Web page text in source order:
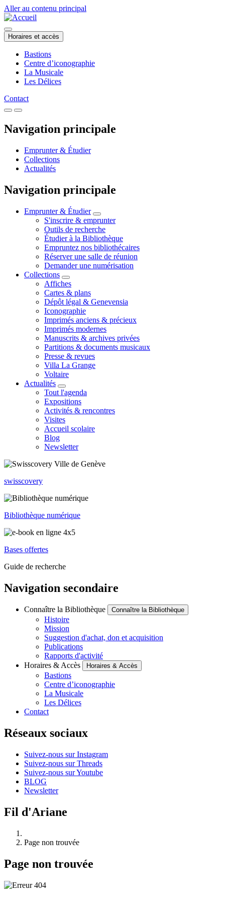
Aller au contenu principal
Horaires et accès
Bastions
Centre d’iconographie
La Musicale
Les Délices
Contact
Navigation principale
Emprunter & Étudier
Collections
Actualités
Navigation principale
Emprunter & Étudier
S'inscrire & emprunter
Outils de recherche
Étudier à la Bibliothèque
Empruntez nos bibliothécaires
Réserver une salle de réunion
Demander une numérisation
Collections
Affiches
Cartes & plans
Dépôt légal & Genevensia
Iconographie
Imprimés anciens & précieux
Imprimés modernes
Manuscrits & archives privées
Partitions & documents musicaux
Presse & revues
Villa La Grange
Voltaire
Actualités
Tout l'agenda
Expositions
Activités & rencontres
Visites
Accueil scolaire
Blog
Newsletter
swisscovery
Bibliothèque numérique
Bases offertes
Guide de recherche
Navigation secondaire
Connaître la Bibliothèque Connaître la Bibliothèque
Histoire
Mission
Suggestion d'achat, don et acquisition
Publications
Rapports d'activité
Horaires & Accès
Horaires & Accès
Bastions
Centre d’iconographie
La Musicale
Les Délices
Contact
Réseaux sociaux
Suivez-nous sur Instagram
Suivez-nous sur Threads
Suivez-nous sur Youtube
BLOG
Newsletter
Fil d'Ariane
Page non trouvée
Page non trouvée